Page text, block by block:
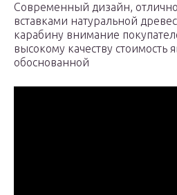
Современный дизайн,
вставками натуральной
карабину внимание
высокому качеству стоимость
обоснованной